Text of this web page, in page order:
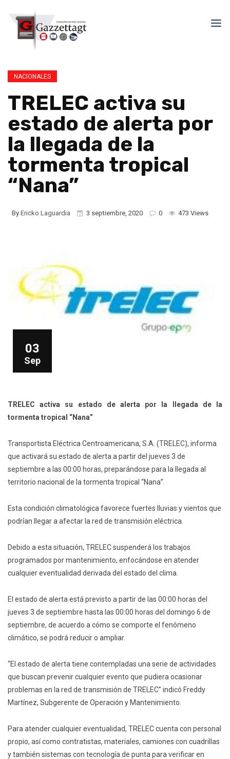
NACIONALES
TRELEC activa su
estado de alerta por
la llegada de la
tormenta tropical
“Nana”
By Ericko Laguardia 3 septiembre, 2020 0 473 Views
03
Sep
TRELEC activa su estado de alerta por la llegada de la
tormenta tropical “Nana”
Transportista Eléctrica Centroamericana, S.A. (TRELEC), informa
que activará su estado de alerta a partir del jueves 3 de
septiembre a las 00:00 horas, preparándose para la llegada al
territorio nacional de la tormenta tropical “Nana”.
Esta condición climatológica favorece fuertes lluvias y vientos que
podrían llegar a afectar la red de transmisión eléctrica.
Debido a esta situación, TRELEC suspenderá los trabajos
programados por mantenimiento, enfocándose en atender
cualquier eventualidad derivada del estado del clima.
El estado de alerta está previsto a partir de las 00:00 horas del
jueves 3 de septiembre hasta las 00:00 horas del domingo 6 de
septiembre, de acuerdo a cómo se comporte el fenómeno
climático, se podrá reducir o ampliar.
“El estado de alerta tiene contempladas una serie de actividades
que buscan prevenir cualquier evento que pudiera ocasionar
problemas en la red de transmisión de TRELEC” indicó Freddy
Martínez, Subgerente de Operación y Mantenimiento.
Para atender cualquier eventualidad, TRELEC cuenta con personal
propio, así como contratistas, materiales, camiones con cuadrillas
y también sistemas con tecnología de punta para verificar en